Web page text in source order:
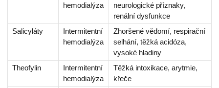
hemodialýza
neurologické příznaky,
renální dysfunkce
Salicyláty
Intermitentní
hemodialýza
Zhoršené vědomí, respirační
selhání, těžká acidóza,
vysoké hladiny
Theofylin
Intermitentní
hemodialýza
Těžká intoxikace, arytmie,
křeče